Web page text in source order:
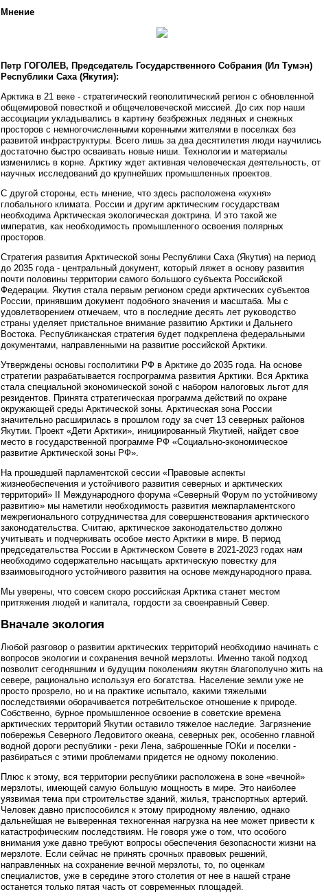
Мнение
Петр ГОГОЛЕВ, Председатель Государственного Собрания (Ил Тумэн)
Республики Саха (Якутия):
Арктика в 21 веке - стратегический геополитический регион с обновленной
общемировой повесткой и общечеловеческой миссией. До сих пор наши
ассоциации укладывались в картину безбрежных ледяных и снежных
просторов с немногочисленными коренными жителями в поселках без
развитой инфраструктуры. Всего лишь за два десятилетия люди научились
достаточно быстро осваивать новые ниши. Технологии и материалы
изменились в корне. Арктику ждет активная человеческая деятельность, от
научных исследований до крупнейших промышленных проектов.
С другой стороны, есть мнение, что здесь расположена «кухня»
глобального климата. России и другим арктическим государствам
необходима Арктическая экологическая доктрина. И это такой же
императив, как необходимость промышленного освоения полярных
просторов.
Стратегия развития Арктической зоны Республики Саха (Якутия) на период
до 2035 года - центральный документ, который ляжет в основу развития
почти половины территории самого большого субъекта Российской
Федерации. Якутия стала первым регионом среди арктических субъектов
России, принявшим документ подобного значения и масштаба. Мы с
удовлетворением отмечаем, что в последние десять лет руководство
страны уделяет пристальное внимание развитию Арктики и Дальнего
Востока. Республиканская стратегия будет подкреплена федеральными
документами, направленными на развитие российской Арктики.
Утверждены основы госполитики РФ в Арктике до 2035 года. На основе
стратегии разрабатывается госпрограмма развития Арктики. Вся Арктика
стала специальной экономической зоной с набором налоговых льгот для
резидентов. Принята стратегическая программа действий по охране
окружающей среды Арктической зоны. Арктическая зона России
значительно расширилась в прошлом году за счет 13 северных районов
Якутии. Проект «Дети Арктики», инициированный Якутией, найдет свое
место в государственной программе РФ «Социально-экономическое
развитие Арктической зоны РФ».
На прошедшей парламентской сессии «Правовые аспекты
жизнеобеспечения и устойчивого развития северных и арктических
территорий» II Международного форума «Северный Форум по устойчивому
развитию» мы наметили необходимость развития межпарламентского
межрегионального сотрудничества для совершенствования арктического
законодательства. Считаю, арктическое законодательство должно
учитывать и подчеркивать особое место Арктики в мире. В период
председательства России в Арктическом Совете в 2021-2023 годах нам
необходимо содержательно насыщать арктическую повестку для
взаимовыгодного устойчивого развития на основе международного права.
Мы уверены, что совсем скоро российская Арктика станет местом
притяжения людей и капитала, гордости за своенравный Север.
Вначале экология
Любой разговор о развитии арктических территорий необходимо начинать с
вопросов экологии и сохранения вечной мерзлоты. Именно такой подход
позволит сегодняшним и будущим поколениям якутян благополучно жить на
севере, рационально используя его богатства. Население земли уже не
просто прозрело, но и на практике испытало, какими тяжелыми
последствиями оборачивается потребительское отношение к природе.
Собственно, бурное промышленное освоение в советские времена
арктических территорий Якутии оставило тяжелое наследие. Загрязнение
побережья Северного Ледовитого океана, северных рек, особенно главной
водной дороги республики - реки Лена, заброшенные ГОКи и поселки -
разбираться с этими проблемами придется не одному поколению.
Плюс к этому, вся территории республики расположена в зоне «вечной»
мерзлоты, имеющей самую большую мощность в мире. Это наиболее
уязвимая тема при строительстве зданий, жилья, транспортных артерий.
Человек давно приспособился к этому природному явлению, однако
дальнейшая не выверенная техногенная нагрузка на нее может привести к
катастрофическим последствиям. Не говоря уже о том, что особого
внимания уже давно требуют вопросы обеспечения безопасности жизни на
мерзлоте. Если сейчас не принять срочных правовых решений,
направленных на сохранение вечной мерзлоты, то, по оценкам
специалистов, уже в середине этого столетия от нее в нашей стране
останется только пятая часть от современных площадей.